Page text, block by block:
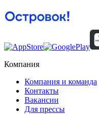
Компания
Компания и команда
Контакты
Вакансии
Для прессы